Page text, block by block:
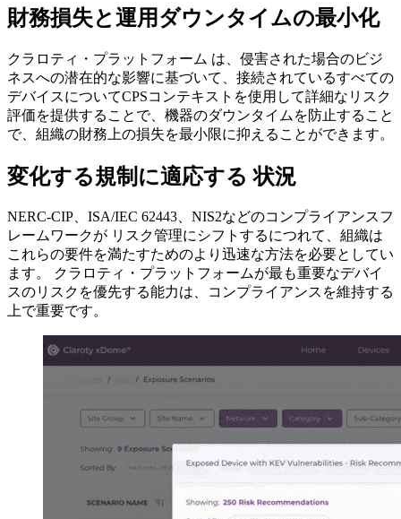
財務損失と運用ダウンタイムの最小化
クラロティ・プラットフォーム は、侵害された場合のビジ
ネスへの潜在的な影響に基づいて、接続されているすべての
デバイスについてCPSコンテキストを使用して詳細なリスク
評価を提供することで、機器のダウンタイムを防止すること
で、組織の財務上の損失を最小限に抑えることができます。
変化する規制に適応する 状況
NERC-CIP、ISA/IEC 62443、NIS2などのコンプライアンスフ
レームワークが リスク管理にシフトするにつれて、組織は
これらの要件を満たすためのより迅速な方法を必要としてい
ます。 クラロティ・プラットフォームが最も重要なデバイ
スのリスクを優先する能力は、コンプライアンスを維持する
上で重要です。